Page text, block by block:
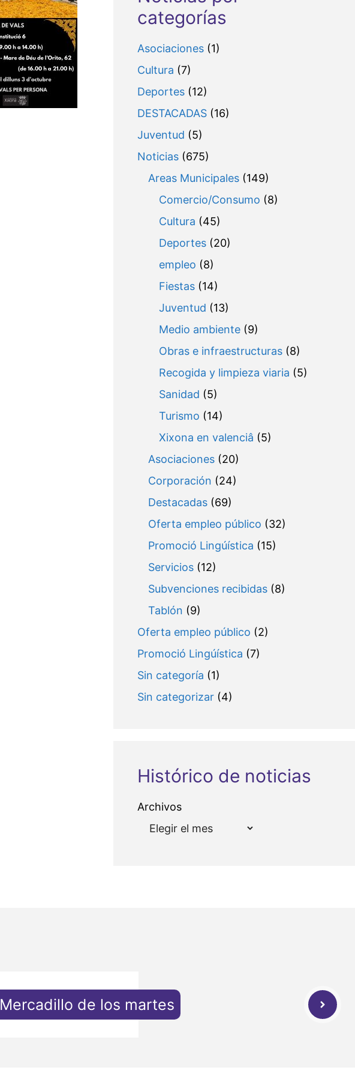
categorías
Asociaciones(1)
Cultura (7)
Deportes(12)
DESTACADAS(16)
Juventud (5)
Noticias(675)
Areas Municipales(149)
Comercio/Consumo (8)
Cultura (45)
Deportes(20)
empleo (8)
Fiestas(14)
Juventud (13)
Medio ambiente(9)
Obras e infraestructuras(8)
Recogida y limpieza viaria (5)
Sanidad (5)
Turismo (14)
Xixona en valenciâ (5)
Asociaciones(20)
Corporación (24)
Destacadas(69)
Oferta empleo público (32)
Promoció Lingúística (15)
Servicios(12)
Subvenciones recibidas(8)
Tablón (9)
Oferta empleo público (2)
Promoció Lingúística (7)
Sin categoría (1)
Sin categorizar(4)
Histórico de noticias
Archivos
Mercadillo de los martes